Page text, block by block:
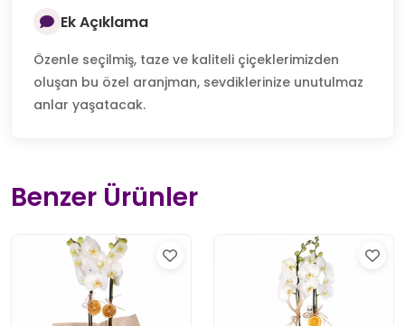
Ek Açıklama
Özenle seçilmiş, taze ve kaliteli çiçeklerimizden
oluşan bu özel aranjman, sevdiklerinize unutulmaz
anlar yaşatacak.
Benzer Ürünler